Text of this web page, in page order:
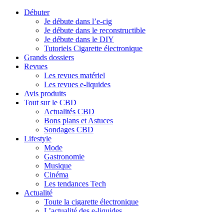
Débuter
Je débute dans l’e-cig
Je débute dans le reconstructible
Je débute dans le DIY
Tutoriels Cigarette électronique
Grands dossiers
Revues
Les revues matériel
Les revues e-liquides
Avis produits
Tout sur le CBD
Actualités CBD
Bons plans et Astuces
Sondages CBD
Lifestyle
Mode
Gastronomie
Musique
Cinéma
Les tendances Tech
Actualité
Toute la cigarette électronique